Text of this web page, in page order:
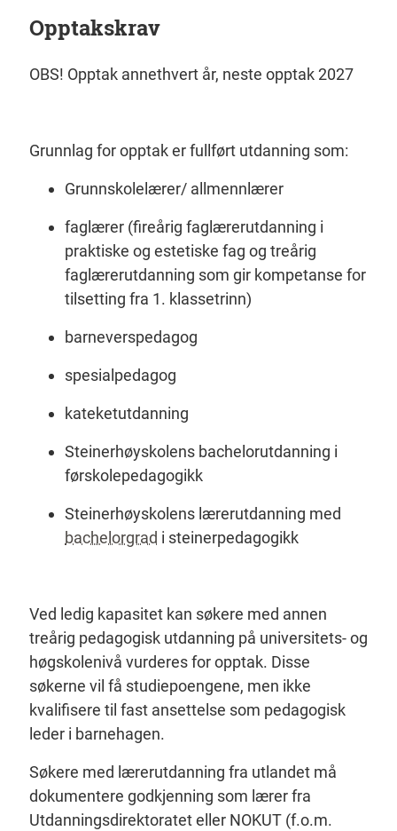
Opptakskrav
OBS! Opptak annethvert år, neste opptak 2027
Grunnlag for opptak er fullført utdanning som:
Grunnskolelærer/ allmennlærer
faglærer (fireårig faglærerutdanning i
praktiske og estetiske fag og treårig
faglærerutdanning som gir kompetanse for
tilsetting fra 1. klassetrinn)
barneverspedagog
spesialpedagog
kateketutdanning
Steinerhøyskolens bachelorutdanning i
førskolepedagogikk
Steinerhøyskolens lærerutdanning med
bachelorgrad i steinerpedagogikk
Ved ledig kapasitet kan søkere med annen
treårig pedagogisk utdanning på universitets- og
høgskolenivå vurderes for opptak. Disse
søkerne vil få studiepoengene, men ikke
kvalifisere til fast ansettelse som pedagogisk
leder i barnehagen.
Søkere med lærerutdanning fra utlandet må
dokumentere godkjenning som lærer fra
Utdanningsdirektoratet eller NOKUT (f.o.m.